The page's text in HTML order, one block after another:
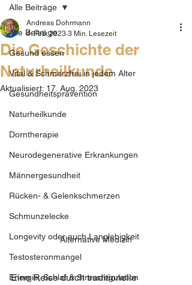
Alle Beiträge
Gesund essen
Vital & Schmerzfrei in jedem Alter
Gesundheitsprävention
Naturheilkunde
Dorntherapie
Neurodegenerative Erkrankungen
Männergesundheit
Rücken- & Gelenkschmerzen
Schmunzelecke
Longevity oder auch Langlebigkeit
Testosteronmangel
Energie, Schlaf & Stressregulation
Alle Beiträge
Die Geschichte der
Naturheilkunde
Andreas Dohrmann
4. Feb. 2023 3 Min. Lesezeit
Aktualisiert: 17. Aug. 2023
Alternative Medizin
Eine Reise durch traditionelle